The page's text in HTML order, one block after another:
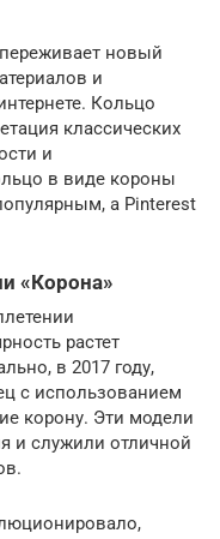
новый
и
Кольцо
классических
и
в виде короны
а Pinterest
«Корона»
растет
в 2017 году,
с использованием
корону. Эти модели
и служили отличной